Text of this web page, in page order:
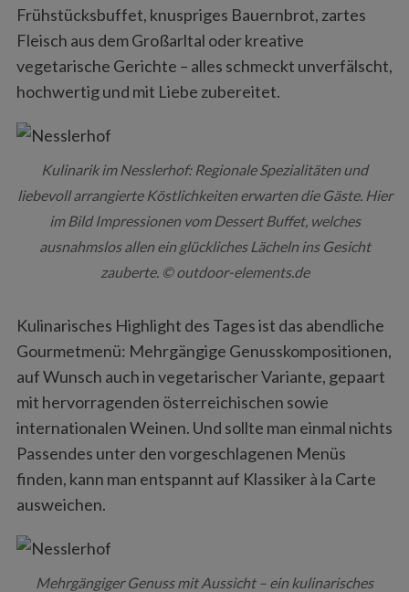
Frühstücksbuffet, knuspriges Bauernbrot, zartes
Fleisch aus dem Großarltal oder kreative
vegetarische Gerichte – alles schmeckt unverfälscht,
hochwertig und mit Liebe zubereitet.
Kulinarik im Nesslerhof: Regionale Spezialitäten und
liebevoll arrangierte Köstlichkeiten erwarten die Gäste. Hier
im Bild Impressionen vom Dessert Buffet, welches
ausnahmslos allen ein glückliches Lächeln ins Gesicht
zauberte. © outdoor-elements.de
Kulinarisches Highlight des Tages ist das abendliche
Gourmetmenü: Mehrgängige Genusskompositionen,
auf Wunsch auch in vegetarischer Variante, gepaart
mit hervorragenden österreichischen sowie
internationalen Weinen. Und sollte man einmal nichts
Passendes unter den vorgeschlagenen Menüs
finden, kann man entspannt auf Klassiker à la Carte
ausweichen.
Mehrgängiger Genuss mit Aussicht – ein kulinarisches